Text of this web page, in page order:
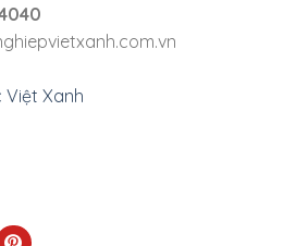
Việt Xanh